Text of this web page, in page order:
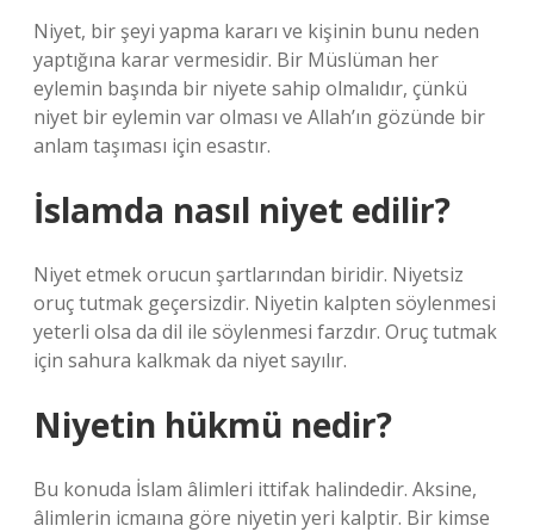
Niyet, bir şeyi yapma kararı ve kişinin bunu neden
yaptığına karar vermesidir. Bir Müslüman her
eylemin başında bir niyete sahip olmalıdır, çünkü
niyet bir eylemin var olması ve Allah’ın gözünde bir
anlam taşıması için esastır.
İslamda nasıl niyet edilir?
Niyet etmek orucun şartlarından biridir. Niyetsiz
oruç tutmak geçersizdir. Niyetin kalpten söylenmesi
yeterli olsa da dil ile söylenmesi farzdır. Oruç tutmak
için sahura kalkmak da niyet sayılır.
Niyetin hükmü nedir?
Bu konuda İslam âlimleri ittifak halindedir. Aksine,
âlimlerin icmaına göre niyetin yeri kalptir. Bir kimse